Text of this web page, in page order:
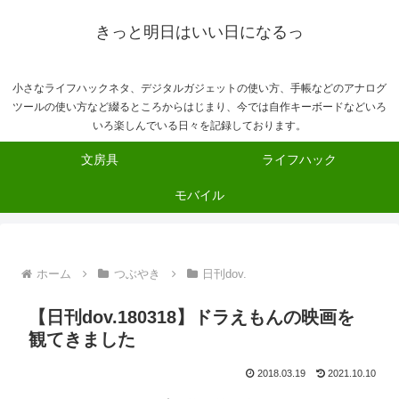
きっと明日はいい日になるっ
小さなライフハックネタ、デジタルガジェットの使い方、手帳などのアナログ
ツールの使い方など綴るところからはじまり、今では自作キーボードなどいろ
いろ楽しんでいる日々を記録しております。
文房具 ライフハック
モバイル
ホーム つぶやき 日刊dov.
【日刊dov.180318】ドラえもんの映画を
観てきました
2018.03.19 2021.10.10